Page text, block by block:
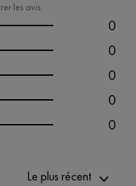
les avis
0
0
0
0
0
Le plus récent